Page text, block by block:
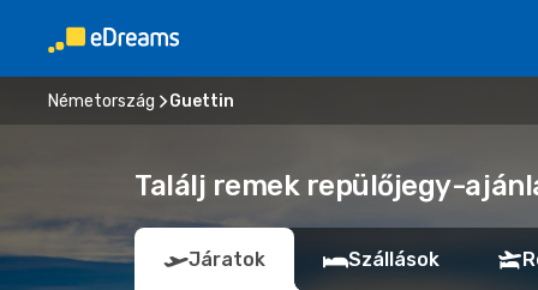
Németország Guettin
Találj remek repülőjegy-
Járatok Szállások